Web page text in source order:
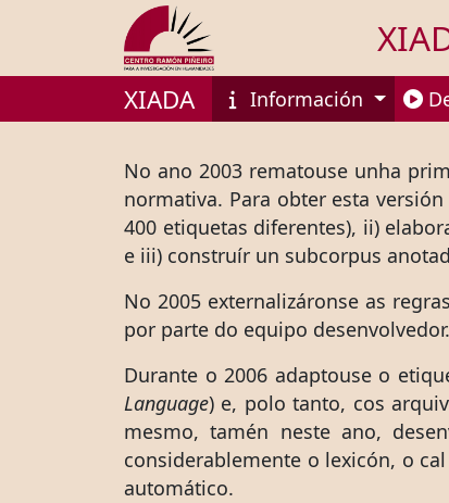
XIADA Información
No ano 2003 rematouse unha
normativa. Para obter esta
400 etiquetas diferentes), ii)
e iii) construír un subcorpus
No 2005 externalizáronse as
por parte do equipo desenvolvedor.
Durante o 2006 adaptouse o
Language) e, polo tanto, cos
mesmo, tamén neste ano,
considerablemente o lexicón, o
automático.